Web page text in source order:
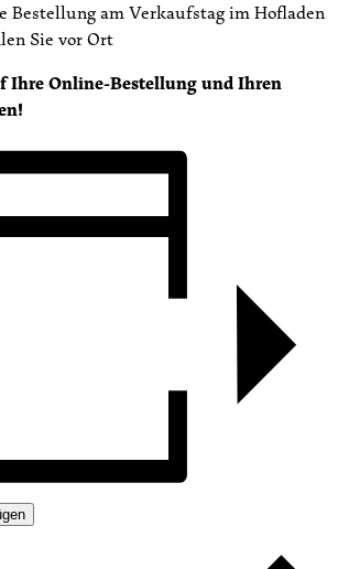
Bestellung am Verkaufstag im Hofladen
Sie vor Ort
Ihre Online-Bestellung und Ihren